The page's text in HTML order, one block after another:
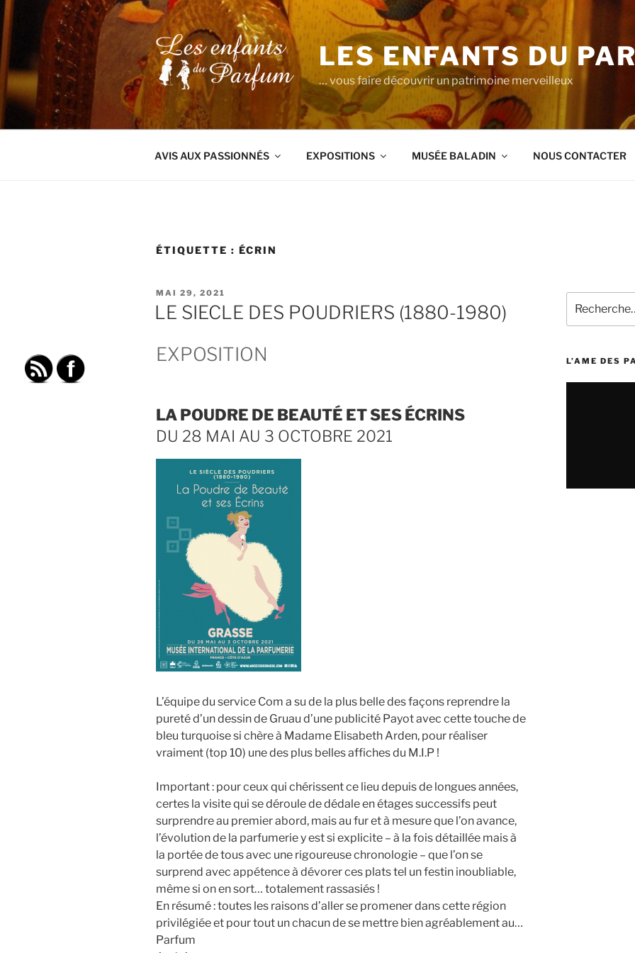
Aller
au
contenu
principal
LES ENFANTS DU
… vous faire découvrir un patrimoine merveilleux
AVIS AUX PASSIONNÉS EXPOSITIONS MUSÉE BALADIN NOUS CONTACTER
ÉTIQUETTE : ÉCRIN
PUBLIÉ
LE
MAI 29, 2021
LE SIECLE DES POUDRIERS (1880-1980)
EXPOSITION
LA POUDRE DE BEAUTÉ ET SES ÉCRINS
DU 28 MAI AU 3 OCTOBRE 2021
L’équipe du service Com a su de la plus belle des façons reprendre la
pureté d’un dessin de Gruau d’une publicité Payot avec cette touche de
bleu turquoise si chère à Madame Elisabeth Arden, pour réaliser
vraiment (top 10) une des plus belles affiches du M.I.P !
Important : pour ceux qui chérissent ce lieu depuis de longues années,
certes la visite qui se déroule de dédale en étages successifs peut
surprendre au premier abord, mais au fur et à mesure que l’on avance,
l’évolution de la parfumerie y est si explicite – à la fois détaillée mais à
la portée de tous avec une rigoureuse chronologie – que l’on se
surprend avec appétence à dévorer ces plats tel un festin inoubliable,
même si on en sort… totalement rassasiés !
En résumé : toutes les raisons d’aller se promener dans cette région
privilégiée et pour tout un chacun de se mettre bien agréablement au…
Parfum
pour
:
L’AME DES